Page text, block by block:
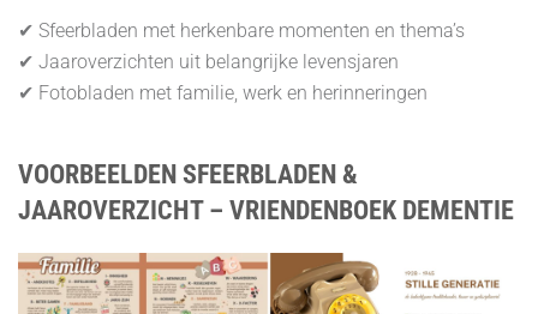
✔ Sfeerbladen met herkenbare momenten en thema’s
✔ Jaaroverzichten uit belangrijke levensjaren
✔ Fotobladen met familie, werk en herinneringen
VOORBEELDEN SFEERBLADEN &
JAAROVERZICHT – VRIENDENBOEK DEMENTIE